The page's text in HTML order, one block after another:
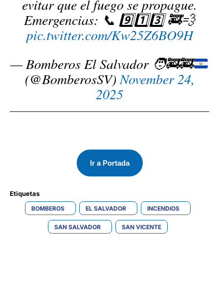
evitar que el fuego se propague.
Emergencias: 📞 9️⃣1️⃣3️⃣ 🚒💨
pic.twitter.com/Kw25Z6BO9H
— Bomberos El Salvador 🧑‍🚒🚒
(@BomberosSV)November 24,
2025
Ir a Portada
Etiquetas
BOMBEROS EL SALVADOR INCENDIOS
SAN SALVADOR SAN VICENTE